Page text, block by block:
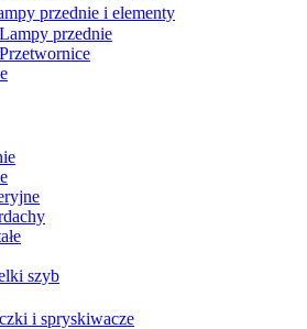
przednie i elementy
Lampy przednie
Przetwornice
szyb
i spryskiwacze